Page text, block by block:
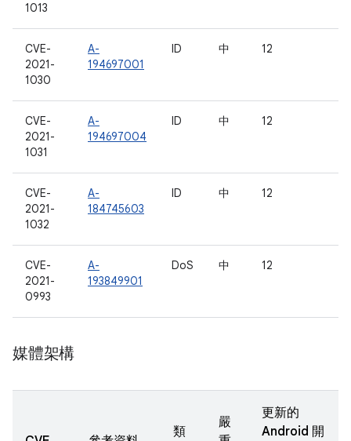
1013
CVE-
2021-
1030
A-
194697001
ID 中 12
CVE-
2021-
1031
A-
194697004
ID 中 12
CVE-
2021-
1032
A-
184745603
ID 中 12
CVE-
2021-
0993
A-
193849901
DoS 中 12
媒體架構
類
嚴
更新的
Android 開